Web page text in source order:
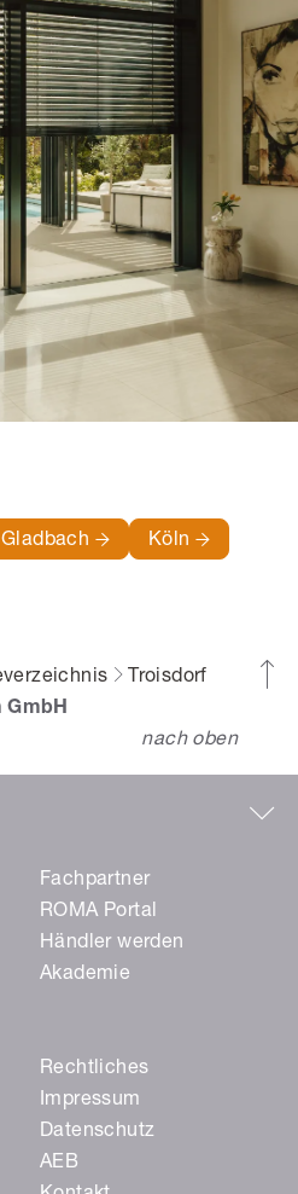
Köln
Troisdorf
GmbH
nach oben
Fachpartner
ROMA Portal
Händler werden
Akademie
Rechtliches
Impressum
Datenschutz
AEB